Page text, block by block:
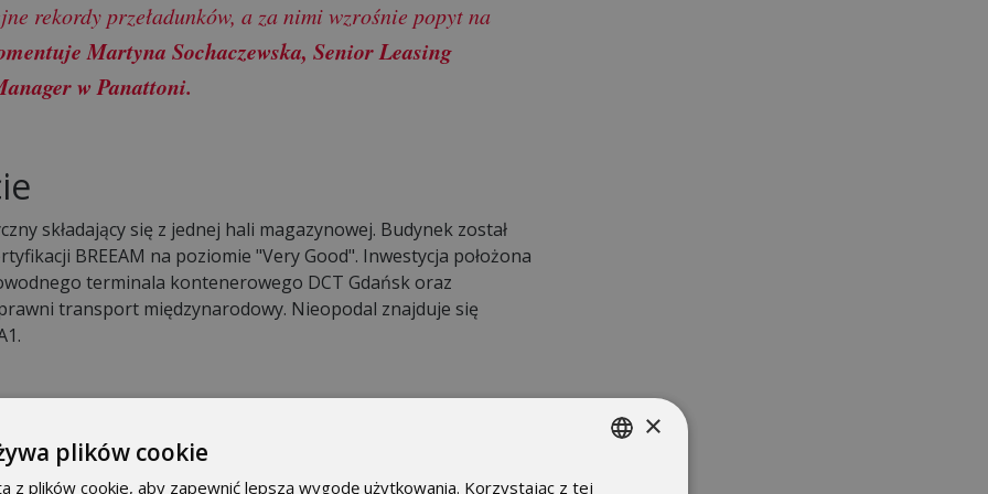
rekordy przeładunków, a za nimi wzrośnie popyt na
Martyna Sochaczewska, Senior Leasing
w Panattoni.
składający się z jednej hali magazynowej. Budynek został
BREEAM na poziomie "Very Good". Inwestycja położona
terminala kontenerowego DCT Gdańsk oraz
transport międzynarodowy. Nieopodal znajduje się
×
plików cookie
z plików cookie, aby zapewnić lepszą wygodę użytkowania. Korzystając z tej